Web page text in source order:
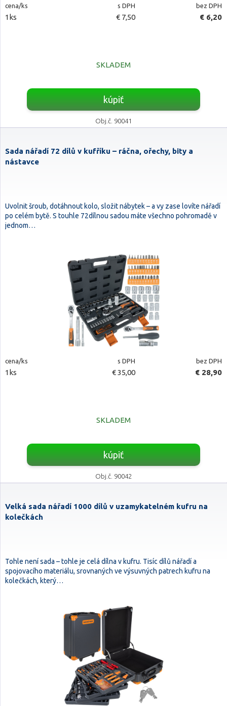
cena/ks s DPH bez DPH
1ks € 7,50 € 6,20
SKLADEM
kúpiť
Obj.č. 90041
Sada nářadí 72 dílů v kufříku – ráčna, ořechy, bity a
nástavce
Uvolnit šroub, dotáhnout kolo, složit nábytek – a vy zase lovíte nářadí
po celém bytě. S touhle 72dílnou sadou máte všechno pohromadě v
jednom…
cena/ks s DPH bez DPH
1ks € 35,00 € 28,90
SKLADEM
kúpiť
Obj.č. 90042
Velká sada nářadí 1000 dílů v uzamykatelném kufru na
kolečkách
Tohle není sada – tohle je celá dílna v kufru. Tisíc dílů nářadí a
spojovacího materiálu, srovnaných ve výsuvných patrech kufru na
kolečkách, který…